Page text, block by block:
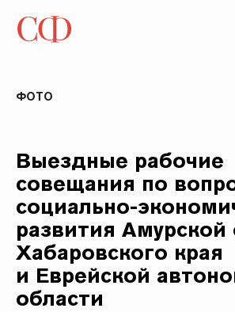
ФОТО
Выездные рабочие
совещания по
социально-
развития Амурской
Хабаровского края
и Еврейской
области